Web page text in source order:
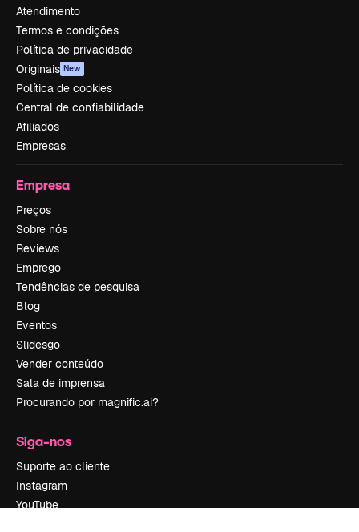
Atendimento
Termos e condições
Política de privacidade
Originais New
Política de cookies
Central de confiabilidade
Afiliados
Empresas
Empresa
Preços
Sobre nós
Reviews
Emprego
Tendências de pesquisa
Blog
Eventos
Slidesgo
Vender conteúdo
Sala de imprensa
Procurando por magnific.ai?
Siga-nos
Suporte ao cliente
Instagram
YouTube